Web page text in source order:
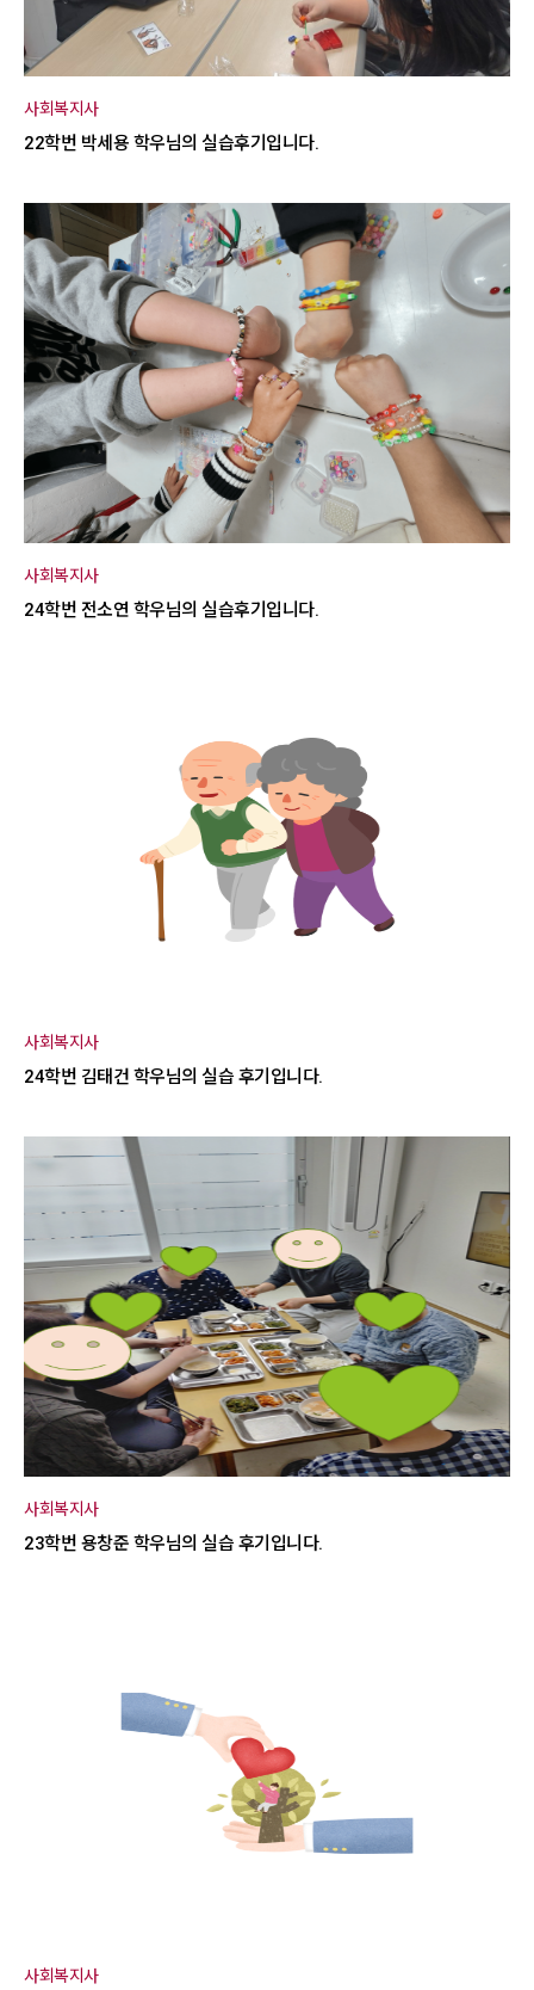
사회복지사
22학번 박세용 학우님의 실습후기입니다.
사회복지사
24학번 전소연 학우님의 실습후기입니다.
사회복지사
24학번 김태건 학우님의 실습 후기입니다.
사회복지사
23학번 용창준 학우님의 실습 후기입니다.
사회복지사